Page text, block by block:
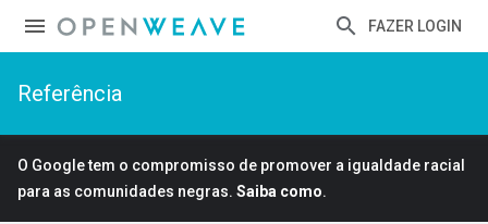
FAZER LOGIN
Referência
O Google tem o compromisso de promover a igualdade racial
para as comunidades negras. Saiba como.